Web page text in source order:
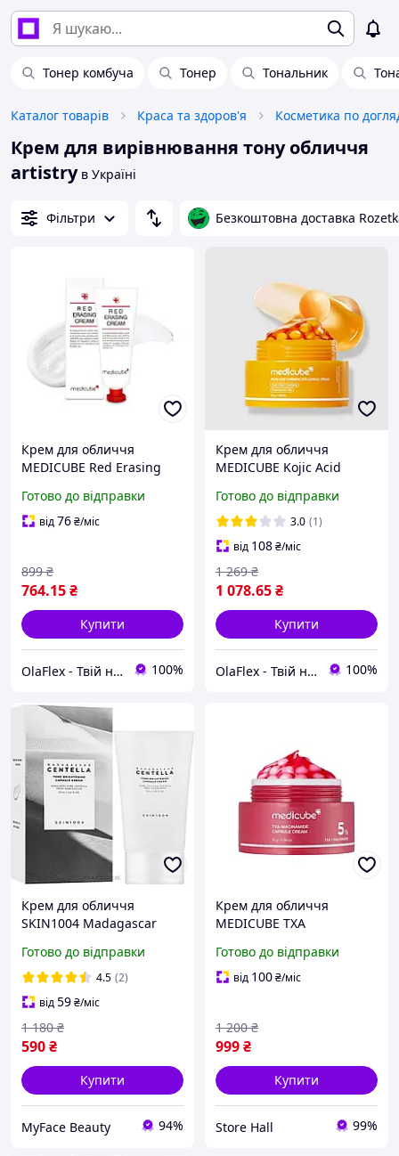
Тонер комбуча Тонер Тональник
Каталог товарів Краса та здоров'я Косметика по
Крем для вирівнювання тону обличчя
artistryв Україні
Фільтри Безкоштовна доставка
Крем для обличчя
MEDICUBE Red Erasing
постакне, вирівнювання
тону та відновлення
Готово до відправки
від76₴/міс
764.15₴
899 ₴
Купити
OlaFlex - Твій надійний партнер в світі краси! 100%
Крем для обличчя
MEDICUBE Kojic Acid
Cream 53 g освітлення
пігментації,
вирівнювання тону та
сяйво шкіри
Готово до відправки
3.0 (1)
від 108₴/міс
1 078.65₴
1 269 ₴
Купити
OlaFlex - Твій надійний партнер в світі краси! 100%
Крем для обличчя
SKIN1004 Madagascar
Capsule Cream 75 мл для
освітлення та
вирівнювання тону шкіри
Готово до відправки
4.5 (2)
від59₴/міс
590₴
1 180 ₴
Купити
MyFace Beauty 94%
Крем для обличчя
MEDICUBE TXA
Cream 5% освітлення
пігментації,
Готово до відправки
від 100₴/міс
999₴
1 200 ₴
Купити
Store Hall 99%